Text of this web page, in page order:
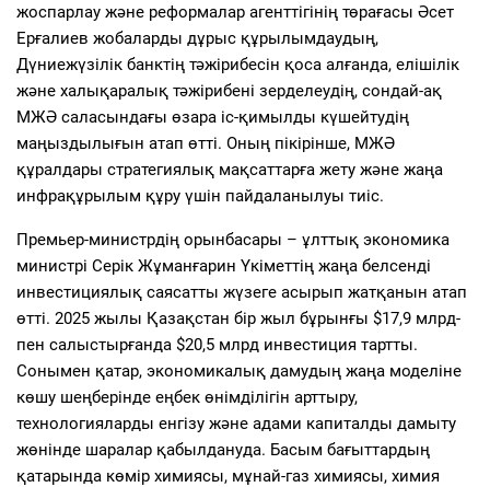
жоспарлау және реформалар агенттігінің төрағасы Әсет
Ерғалиев жобаларды дұрыс құрылымдаудың,
Дүниежүзілік банктің тәжірибесін қоса алғанда, елішілік
және халықаралық тәжірибені зерделеудің, сондай-ақ
МЖӘ саласындағы өзара іс-қимылды күшейтудің
маңыздылығын атап өтті. Оның пікірінше, МЖӘ
құралдары стратегиялық мақсаттарға жету және жаңа
инфрақұрылым құру үшін пайдаланылуы тиіс.
Премьер-министрдің орынбасары – ұлттық экономика
министрі Серік Жұманғарин Үкіметтің жаңа белсенді
инвестициялық саясатты жүзеге асырып жатқанын атап
өтті. 2025 жылы Қазақстан бір жыл бұрынғы $17,9 млрд-
пен салыстырғанда $20,5 млрд инвестиция тартты.
Сонымен қатар, экономикалық дамудың жаңа моделіне
көшу шеңберінде еңбек өнімділігін арттыру,
технологияларды енгізу және адами капиталды дамыту
жөнінде шаралар қабылдануда. Басым бағыттардың
қатарында көмір химиясы, мұнай-газ химиясы, химия